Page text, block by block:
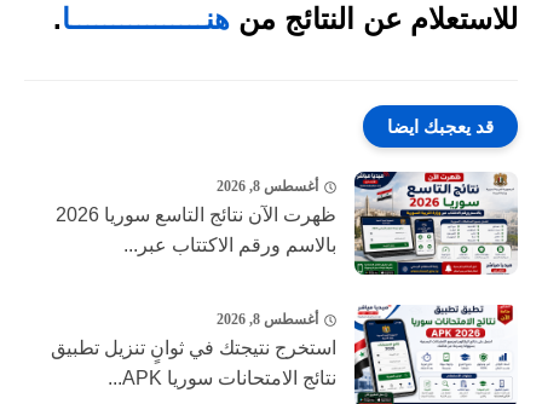
للاستعلام عن النتائج من هنــــــــــــــــا.
قد يعجبك ايضا
أغسطس 8, 2026
ظهرت الآن نتائج التاسع سوريا 2026
بالاسم ورقم الاكتتاب عبر...
أغسطس 8, 2026
استخرج نتيجتك في ثوانٍ تنزيل تطبيق
نتائج الامتحانات سوريا APK...